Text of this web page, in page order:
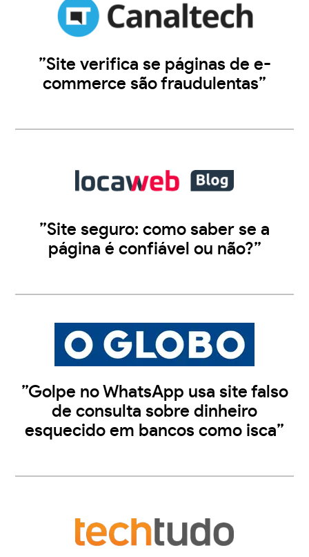
”Site verifica se páginas de e-
commerce são fraudulentas”
”Site seguro: como saber se a
página é confiável ou não?”
”Golpe no WhatsApp usa site falso
de consulta sobre dinheiro
esquecido em bancos como isca”